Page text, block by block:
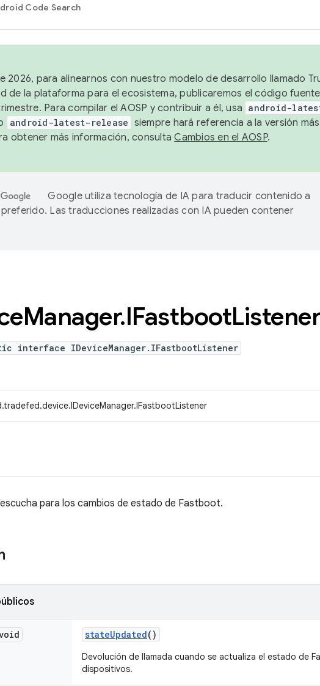
Code Search
2026, para alinearnos con nuestro modelo de desarrollo llamado
de la plataforma para el ecosistema, publicaremos el código
Para compilar el AOSP y contribuir a él, usa android-
android-latest-release siempre hará referencia a la versión
obtener más información, consultaCambios en el AOSP.
Google utiliza tecnología de IA para traducir contenido a
Las traducciones realizadas con IA pueden contener
Manager.IFastboot
interface IDeviceManager.IFastbootListener
para los cambios de estado de Fastboot.
stateUpdated()
Devolución de llamada cuando se actualiza el estado de
dispositivos.